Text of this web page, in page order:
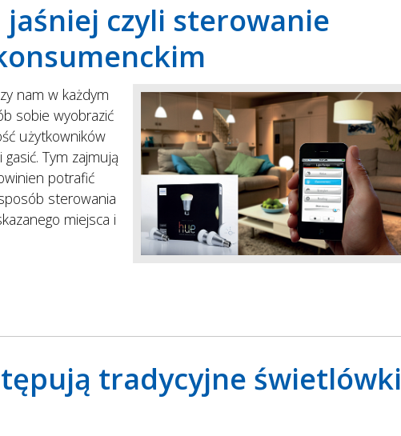
jaśniej czyli sterowanie
nam w każdym
sobie wyobrazić
użytkowników
Tym zajmują
potrafić
sterowania
miejsca i
tradycyjne świetlówki